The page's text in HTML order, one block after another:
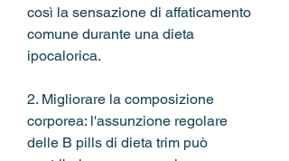
così la sensazione di affaticamento
comune durante una dieta
ipocalorica.
2. Migliorare la composizione
corporea: l'assunzione regolare
delle B pills di dieta trim può